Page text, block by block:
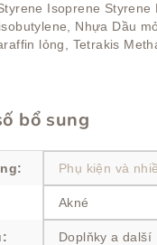
Isoprene Styrene
Nhựa Dầu
lỏng, Tetrakis
bổ sung
: Phụ kiện và
Akné
: Doplňky a další